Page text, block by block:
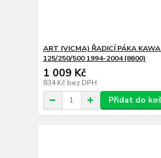
ART (VICMA) ŘADICÍ PÁKA
125/250/500 1994-2004 (8600)
1 009 Kč
834 Kč bez DPH
Přidat do